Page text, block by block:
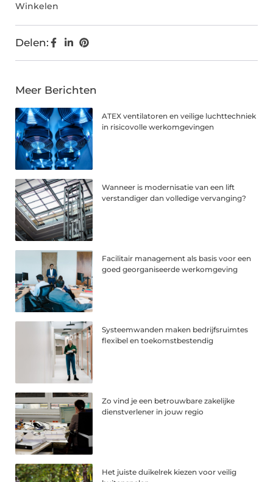
Winkelen
Delen:
Meer Berichten
ATEX ventilatoren en veilige luchttechniek
in risicovolle werkomgevingen
Wanneer is modernisatie van een lift
verstandiger dan volledige vervanging?
Facilitair management als basis voor een
goed georganiseerde werkomgeving
Systeemwanden maken bedrijfsruimtes
flexibel en toekomstbestendig
Zo vind je een betrouwbare zakelijke
dienstverlener in jouw regio
Het juiste duikelrek kiezen voor veilig